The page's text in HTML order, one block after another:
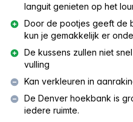
languit genieten op het
Door de pootjes geeft de
kun je gemakkelijk er
De kussens zullen niet
vulling
Kan verkleuren in
De Denver hoekbank is
iedere ruimte.